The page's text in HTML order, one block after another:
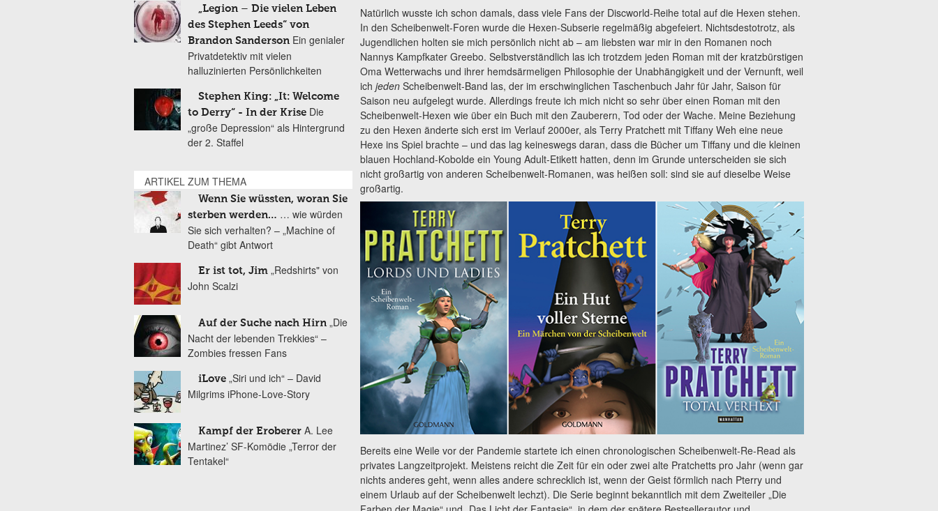
Natürlich wusste ich schon damals, dass viele Fans der Discworld-Reihe total auf die Hexen stehen.
In den Scheibenwelt-Foren wurde die Hexen-Subserie regelmäßig abgefeiert. Nichtsdestotrotz, als
Jugendlichen holten sie mich persönlich nicht ab – am liebsten war mir in den Romanen noch
Nannys Kampfkater Greebo. Selbstverständlich las ich trotzdem jeden Roman mit der kratzbürstigen
Oma Wetterwachs und ihrer hemdsärmeligen Philosophie der Unabhängigkeit und der Vernunft, weil
ich jedenScheibenwelt-Band las, der im erschwinglichen Taschenbuch Jahr für Jahr, Saison für
Saison neu aufgelegt wurde. Allerdings freute ich mich nicht so sehr über einen Roman mit den
Scheibenwelt-Hexen wie über ein Buch mit den Zauberern, Tod oder der Wache. Meine Beziehung
zu den Hexen änderte sich erst im Verlauf 2000er, als Terry Pratchett mit Tiffany Weh eine neue
Hexe ins Spiel brachte – und das lag keineswegs daran, dass die Bücher um Tiffany und die kleinen
blauen Hochland-Kobolde ein Young Adult-Etikett hatten, denn im Grunde unterscheiden sie sich
nicht großartig von anderen Scheibenwelt-Romanen, was heißen soll: sind sie auf dieselbe Weise
großartig.
Bereits eine Weile vor der Pandemie startete ich einen chronologischen Scheibenwelt-Re-Read als
privates Langzeitprojekt. Meistens reicht die Zeit für ein oder zwei alte Pratchetts pro Jahr (wenn gar
nichts anderes geht, wenn alles andere schrecklich ist, wenn der Geist förmlich nach Pterry und
einem Urlaub auf der Scheibenwelt lechzt). Die Serie beginnt bekanntlich mit dem Zweiteiler „Die
„Legion – Die vielen Leben
des Stephen Leeds“ von
Brandon Sanderson Ein genialer
Privatdetektiv mit vielen
halluzinierten Persönlichkeiten
Stephen King: „It: Welcome
to Derry“ - In der Krise Die
„große Depression“ als Hintergrund
der 2. Staffel
ARTIKEL ZUM THEMA
Wenn Sie wüssten, woran Sie
sterben werden… … wie würden
Sie sich verhalten? – „Machine of
Death“ gibt Antwort
Er ist tot, Jim „Redshirts" von
John Scalzi
Auf der Suche nach Hirn „Die
Nacht der lebenden Trekkies“ –
Zombies fressen Fans
iLove „Siri und ich“ – David
Milgrims iPhone-Love-Story
Kampf der Eroberer A. Lee
Martinez’ SF-Komödie „Terror der
Tentakel“